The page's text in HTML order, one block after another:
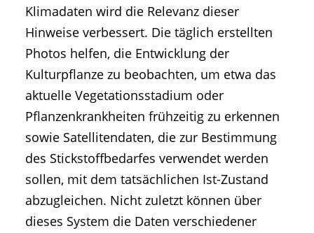
Klimadaten wird die Relevanz dieser
Hinweise verbessert. Die täglich erstellten
Photos helfen, die Entwicklung der
Kulturpflanze zu beobachten, um etwa das
aktuelle Vegetationsstadium oder
Pflanzenkrankheiten frühzeitig zu erkennen
sowie Satellitendaten, die zur Bestimmung
des Stickstoffbedarfes verwendet werden
sollen, mit dem tatsächlichen Ist-Zustand
abzugleichen. Nicht zuletzt können über
dieses System die Daten verschiedener